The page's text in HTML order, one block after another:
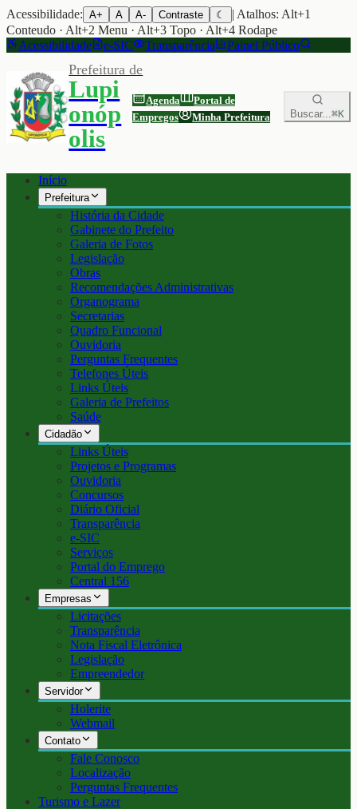
Acessibilidade: A+ A A- Contraste ☾
| Atalhos: Alt+1
Conteudo · Alt+2 Menu · Alt+3 Topo · Alt+4 Rodape
Acessibilidade
e-SIC Transparência Painel Público
Prefeitura de
Lupi
onóp
olis
Agenda
Portal de
Empregos
Minha Prefeitura Buscar...⌘K
Início
Prefeitura
História da Cidade
Gabinete do Prefeito
Galeria de Fotos
Legislação
Obras
Recomendações Administrativas
Organograma
Secretarias
Quadro Funcional
Ouvidoria
Perguntas Frequentes
Telefones Úteis
Links Úteis
Galeria de Prefeitos
Saúde
Cidadão
Links Úteis
Projetos e Programas
Ouvidoria
Concursos
Diário Oficial
Transparência
e-SIC
Serviços
Portal do Emprego
Central 156
Empresas
Licitações
Transparência
Nota Fiscal Eletrônica
Legislação
Empreendedor
Servidor
Holerite
Webmail
Contato
Fale Conosco
Localização
Perguntas Frequentes
Turismo e Lazer